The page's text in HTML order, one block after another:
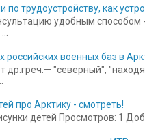
по трудоустройству, как
удобным способом
российских военных баз в
др.греч.— "северный",
про Арктику - смотреть!
детей Просмотров: 1